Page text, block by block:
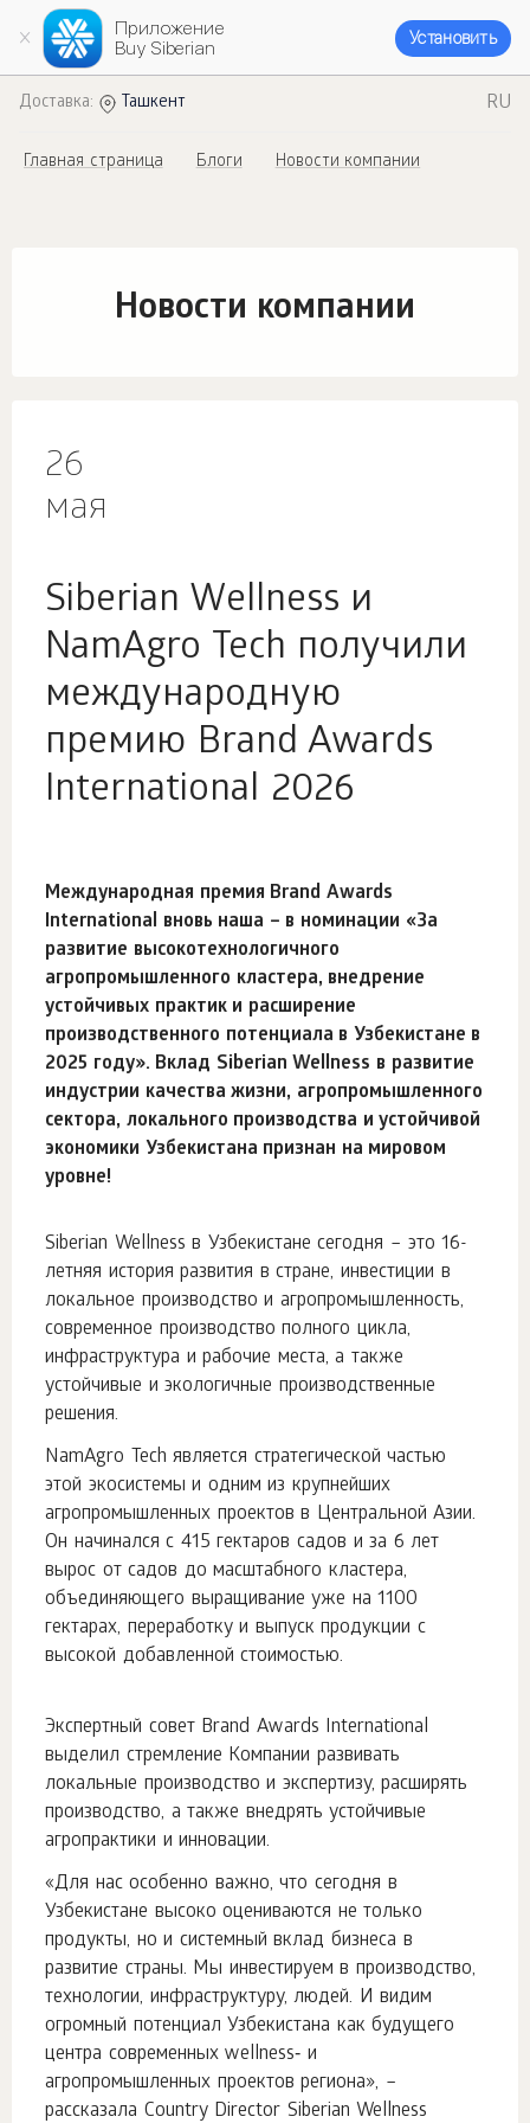
Приложение
Buy Siberian
Установить
Доставка: Ташкент RU
Главная страница Блоги Новости компании
Новости компании
26
мая
Siberian Wellness и
NamAgro Tech получили
международную
премию Brand Awards
International 2026
Международная премия Brand Awards
International вновь наша – в номинации «За
развитие высокотехнологичного
агропромышленного кластера, внедрение
устойчивых практик и расширение
производственного потенциала в Узбекистане в
2025 году». Вклад Siberian Wellness в развитие
индустрии качества жизни, агропромышленного
сектора, локального производства и устойчивой
экономики Узбекистана признан на мировом
уровне!
Siberian Wellness в Узбекистане сегодня – это 16-
летняя история развития в стране, инвестиции в
локальное производство и агропромышленность,
современное производство полного цикла,
инфраструктура и рабочие места, а также
устойчивые и экологичные производственные
решения.
NamAgro Tech является стратегической частью
этой экосистемы и одним из крупнейших
агропромышленных проектов в Центральной Азии.
Он начинался с 415 гектаров садов и за 6 лет
вырос от садов до масштабного кластера,
объединяющего выращивание уже на 1100
гектарах, переработку и выпуск продукции с
высокой добавленной стоимостью.
Экспертный совет Brand Awards International
выделил стремление Компании развивать
локальные производство и экспертизу, расширять
производство, а также внедрять устойчивые
агропрактики и инновации.
«Для нас особенно важно, что сегодня в
Узбекистане высоко оцениваются не только
продукты, но и системный вклад бизнеса в
развитие страны. Мы инвестируем в производство,
технологии, инфраструктуру, людей. И видим
огромный потенциал Узбекистана как будущего
центра современных wellness‑ и
агропромышленных проектов региона», –
рассказала Country Director Siberian Wellness